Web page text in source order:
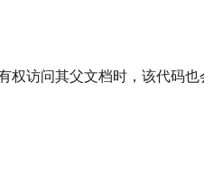
访问其父文档时，该代码